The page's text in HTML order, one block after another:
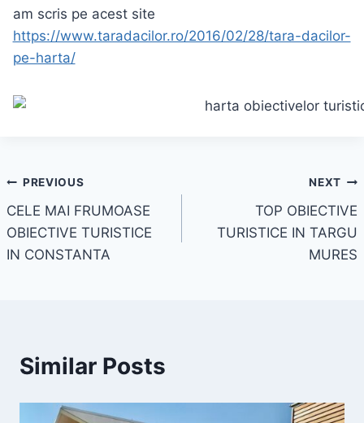
am scris pe acest site
https://www.taradacilor.ro/2016/02/28/tara-dacilor-
pe-harta/
Navigare
în
articole
PREVIOUS
CELE MAI FRUMOASE
OBIECTIVE TURISTICE
IN CONSTANTA
NEXT
TOP OBIECTIVE
TURISTICE IN TARGU
MURES
Similar Posts